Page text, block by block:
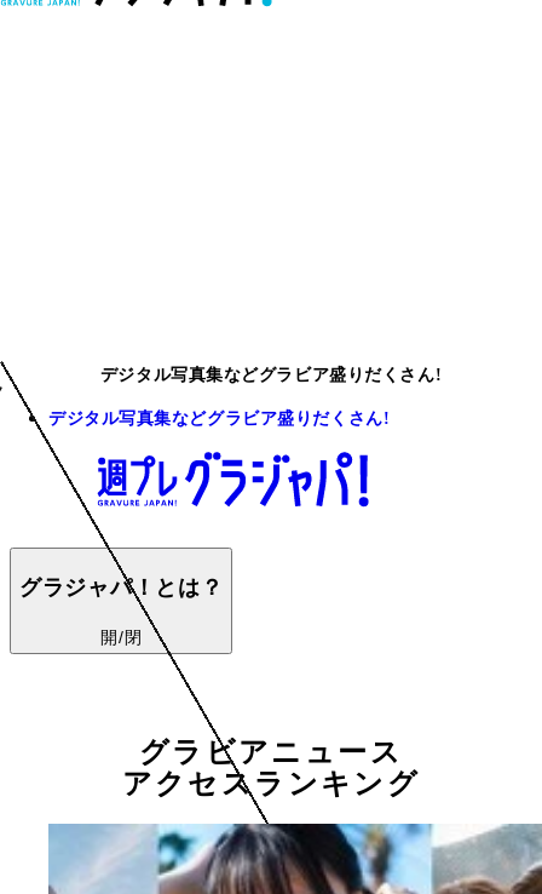
デジタル写真集などグラビア盛りだくさん!
デジタル写真集などグラビア盛りだくさん!
グラジャパ！とは？
開/閉
グラビアニュース
アクセスランキング